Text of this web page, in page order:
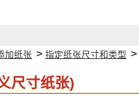
加纸张 > 指定纸张尺寸和类型 >
尺寸纸张)